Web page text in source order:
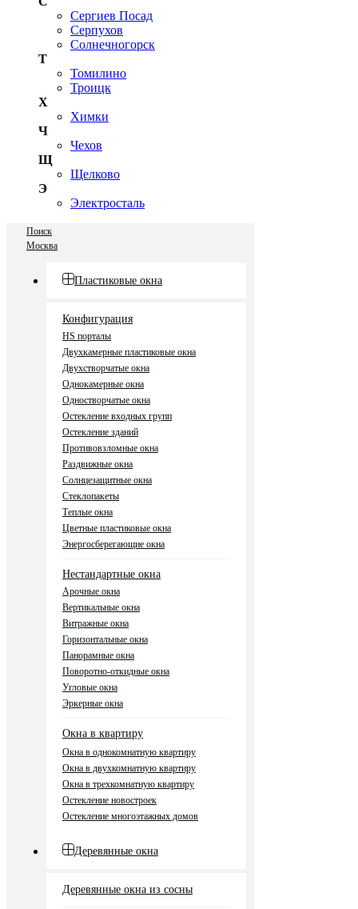
Сергиев Посад
Серпухов
Солнечногорск
Т
Томилино
Троицк
Х
Химки
Ч
Чехов
Щ
Щелково
Э
Электросталь
Поиск
Москва
Пластиковые окна
Конфигурация
HS порталы
Двухкамерные пластиковые окна
Двухстворчатые окна
Однокамерные окна
Одностворчатые окна
Остекление входных групп
Остекление зданий
Противовзломные окна
Раздвижные окна
Солнцезащитные окна
Стеклопакеты
Теплые окна
Цветные пластиковые окна
Энергосберегающие окна
Нестандартные окна
Арочные окна
Вертикальные окна
Витражные окна
Горизонтальные окна
Панорамные окна
Поворотно-откидные окна
Угловые окна
Эркерные окна
Окна в квартиру
Окна в однокомнатную квартиру
Окна в двухкомнатную квартиру
Окна в трехкомнатную квартиру
Остекление новостроек
Остекление многоэтажных домов
Деревянные окна
Деревянные окна из сосны